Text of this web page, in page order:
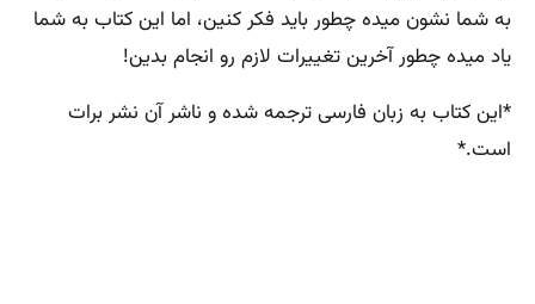
به شما نشون میده چطور باید فکر کنین، اما این کتاب به شما
یاد میده چطور آخرین تغییرات لازم رو انجام بدین!
‏‫*این کتاب به زبان فارسی ترجمه شده و ناشر آن نشر برات
است.*